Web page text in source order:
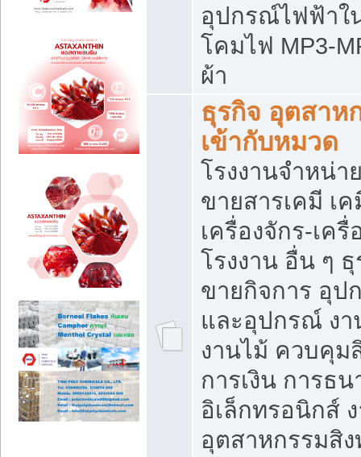
อุปกรณ์ไฟฟ้าใ
โคมไฟ MP3-
ผ้า
ธุรกิจ อุตสาห
เข้ากับหมวด
โรงงานจำหน่
ขายสารเคมี เ
เครื่องจักร-เค
โรงงาน อื่น ๆ
ขายกิจการ อุป
และอุปกรณ์ ง
งานไม้ ควบคุม
การเงิน การธ
อิเล็กทรอนิกส์
อุตสาหกรรมสิ